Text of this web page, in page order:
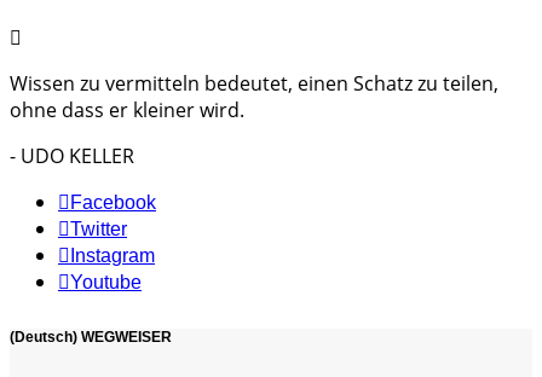
Wissen zu vermitteln bedeutet, einen Schatz zu teilen,
ohne dass er kleiner wird.
- UDO KELLER
Facebook
Twitter
Instagram
Youtube
(Deutsch) WEGWEISER